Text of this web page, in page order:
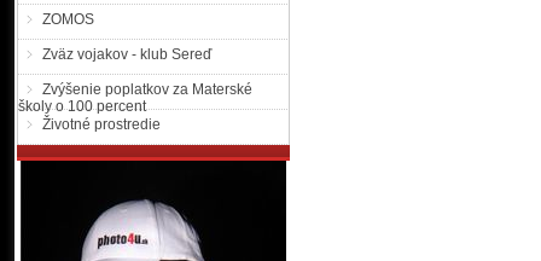
ZOMOS
Zväz vojakov - klub Sereď
Zvýšenie poplatkov za Materské
školy o 100 percent
Životné prostredie